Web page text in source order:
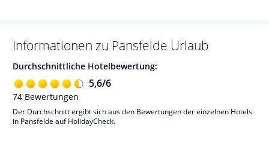
Informationen zu Pansfelde Urlaub
Durchschnittliche Hotelbewertung:
5,6/6
74 Bewertungen
Der Durchschnitt ergibt sich aus den Bewertungen der einzelnen Hotels
in Pansfelde auf HolidayCheck.